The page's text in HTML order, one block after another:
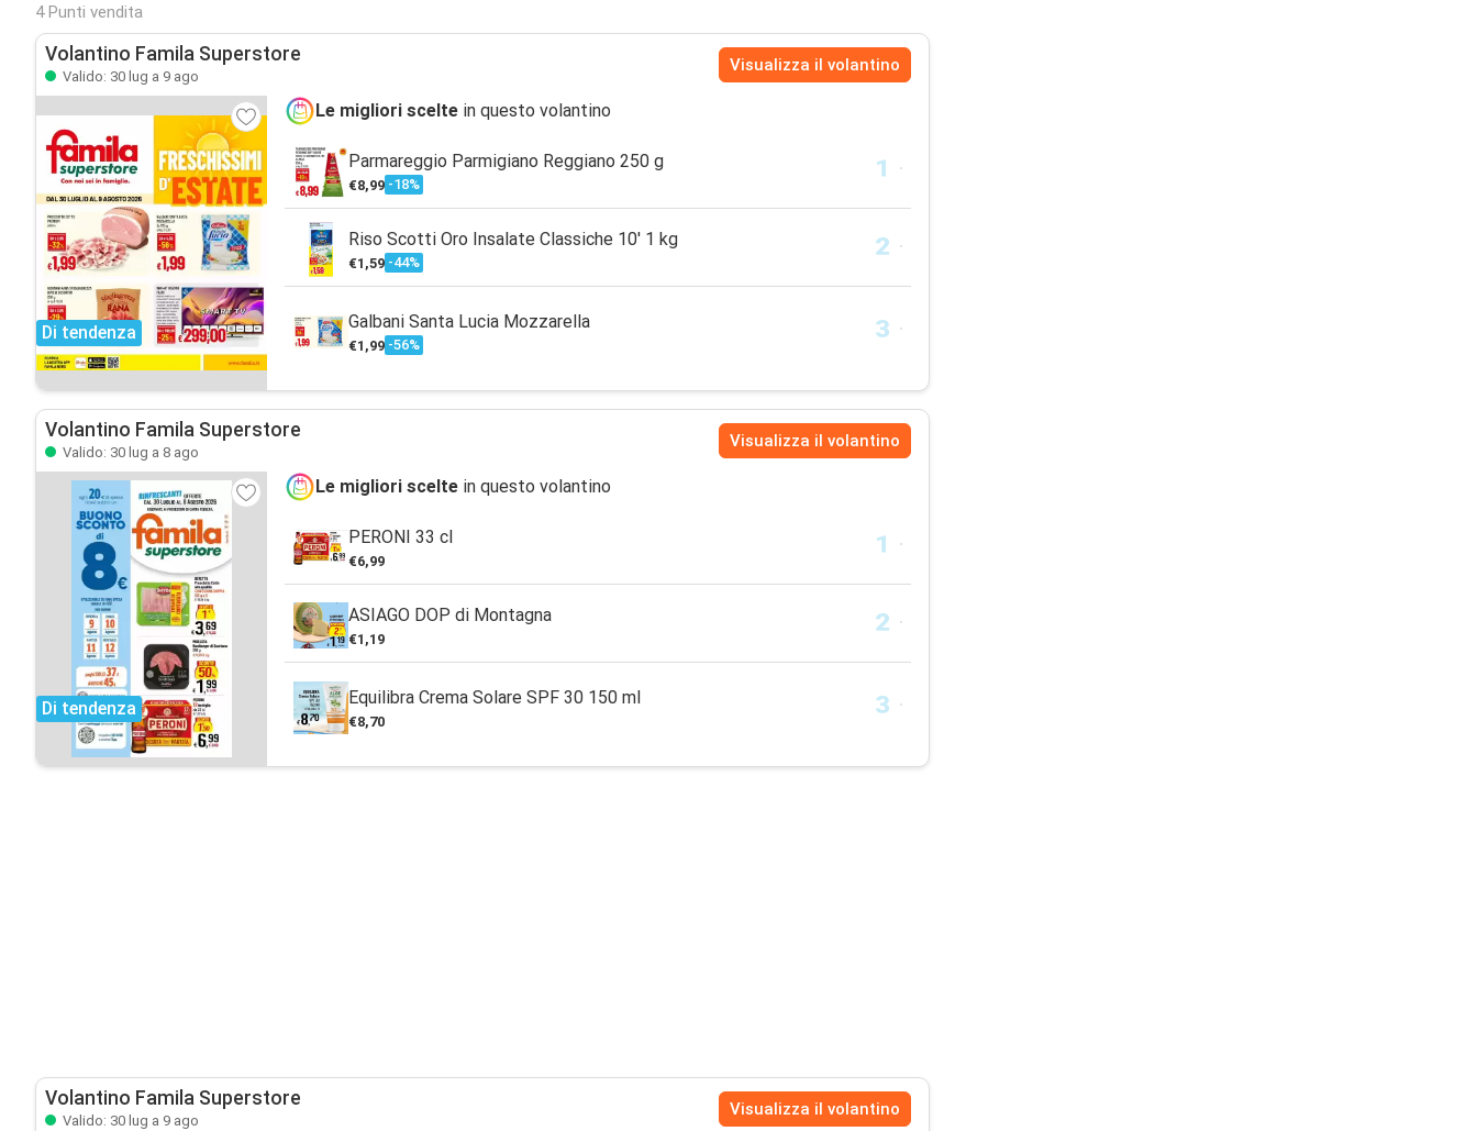
4 Punti vendita
Volantino Famila Superstore
Valido: 30 lug a 9 ago
Visualizza il volantino
Di tendenza
Le migliori scelte in questo volantino
Parmareggio Parmigiano Reggiano 250 g
€8,99 -18%
Riso Scotti Oro Insalate Classiche 10' 1 kg
€1,59 -44%
Galbani Santa Lucia Mozzarella
€1,99 -56%
Volantino Famila Superstore
Valido: 30 lug a 8 ago
Visualizza il volantino
Di tendenza
Le migliori scelte in questo volantino
PERONI 33 cl
€6,99
ASIAGO DOP di Montagna
€1,19
Equilibra Crema Solare SPF 30 150 ml
€8,70
Volantino Famila Superstore
Valido: 30 lug a 9 ago
Visualizza il volantino